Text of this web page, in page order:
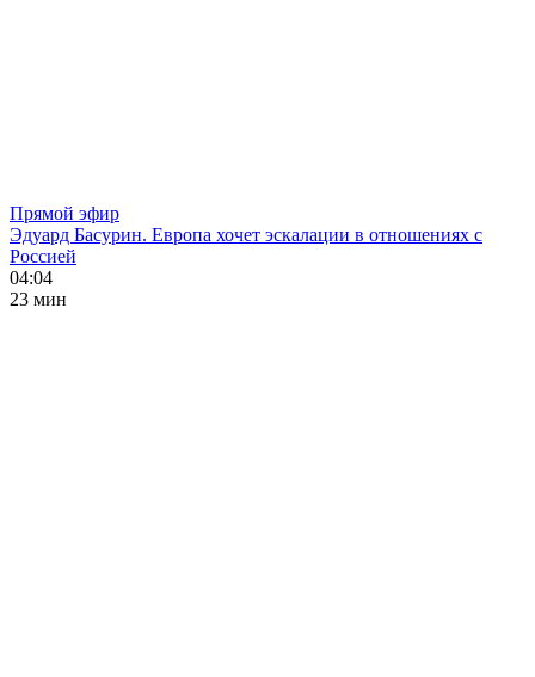
Прямой эфир
Эдуард Басурин. Европа хочет эскалации в отношениях с
Россией
04:04
23 мин